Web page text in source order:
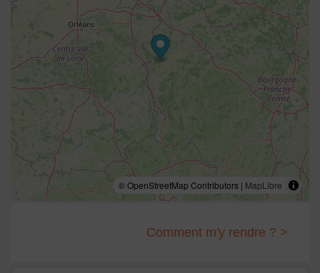
© OpenStreetMap Contributors | MapLibre
Comment m'y rendre ? >